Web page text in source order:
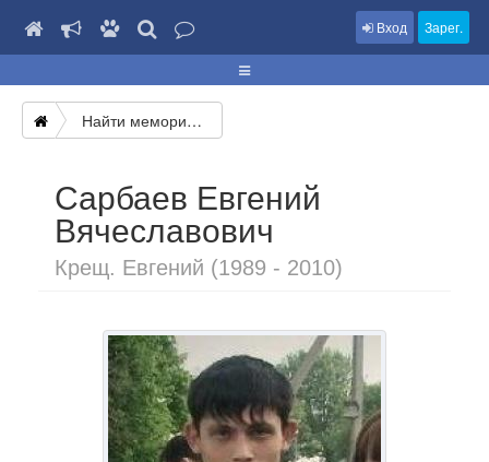
Вход Зарег.
Найти мемориал
Сарбаев Евгений
Вячеславович
Крещ. Евгений (1989 - 2010)